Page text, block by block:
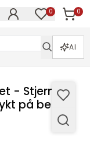
0 0
Varer
AI
- Stjerner,
på begge